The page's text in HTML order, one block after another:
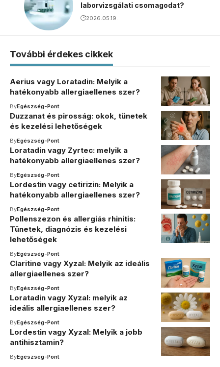
laborvizsgálati csomagodat?
2026.05.19.
További érdekes cikkek
Aerius vagy Loratadin: Melyik a
hatékonyabb allergiaellenes szer?
ByEgészség-Pont
Duzzanat és pirosság: okok, tünetek
és kezelési lehetőségek
ByEgészség-Pont
Loratadin vagy Zyrtec: melyik a
hatékonyabb allergiaellenes szer?
ByEgészség-Pont
Lordestin vagy cetirizin: Melyik a
hatékonyabb allergiaellenes szer?
ByEgészség-Pont
Pollenszezon és allergiás rhinitis:
Tünetek, diagnózis és kezelési
lehetőségek
ByEgészség-Pont
Claritine vagy Xyzal: Melyik az ideális
allergiaellenes szer?
ByEgészség-Pont
Loratadin vagy Xyzal: melyik az
ideális allergiaellenes szer?
ByEgészség-Pont
Lordestin vagy Xyzal: Melyik a jobb
antihisztamin?
ByEgészség-Pont